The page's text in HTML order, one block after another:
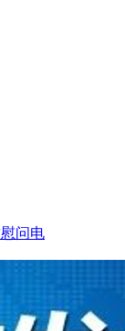
问电